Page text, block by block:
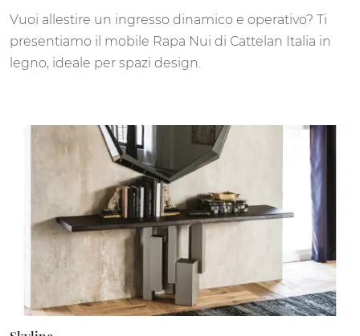
Vuoi allestire un ingresso dinamico e operativo? Ti
presentiamo il mobile Rapa Nui di Cattelan Italia in
legno, ideale per spazi design.